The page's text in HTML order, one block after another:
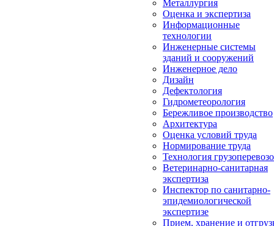
Металлургия
Оценка и экспертиза
Информационные
технологии
Инженерные системы
зданий и сооружений
Инженерное дело
Дизайн
Дефектология
Гидрометеорология
Бережливое производство
Архитектура
Оценка условий труда
Нормирование труда
Технология
Ветеринарно-санитарная
экспертиза
Инспектор по санитарно-
эпидемиологической
экспертизе
Прием, хранение и